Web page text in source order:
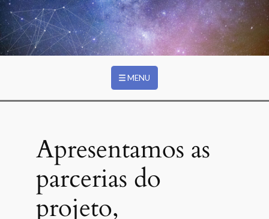
Ir para o conteúdo principal
PARCERIAS
MENU
Apresentamos as
parcerias do
projeto,